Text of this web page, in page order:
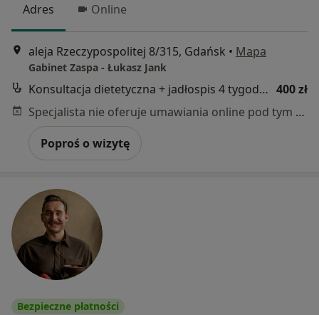
Adres Online
aleja Rzeczypospolitej 8/315, Gdańsk • Mapa
Gabinet Zaspa - Łukasz Jank
Konsultacja dietetyczna + jadłospis 4 tygodnie 400 zł
Specjalista nie oferuje umawiania online pod tym adresem.
Poproś o wizytę
Bezpieczne płatności